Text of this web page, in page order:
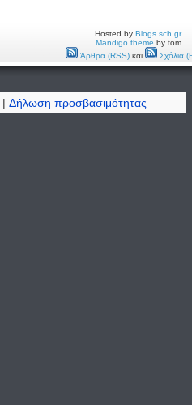
Hosted by Blogs.sch.gr
Mandigo theme by tom
Άρθρα (RSS) και Σχόλια
|Δήλωση προσβασιμότητας